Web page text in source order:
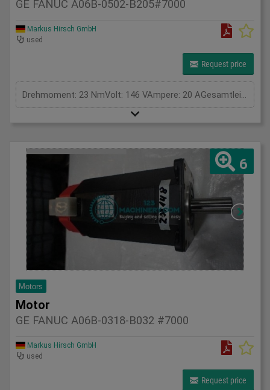
GE FANUC A06B-0502-B205#7000
Markus Hirsch GmbH
used
Request price
Drehmoment: 23 NmVolt: 146 VAmpere: 20 AGesamtleistungsbedarf: kWMaschinengewicht ca.: tRaumbedarf ca.: m
6
Motors
Motor
GE FANUC A06B-0318-B032 #7000
Markus Hirsch GmbH
used
Request price